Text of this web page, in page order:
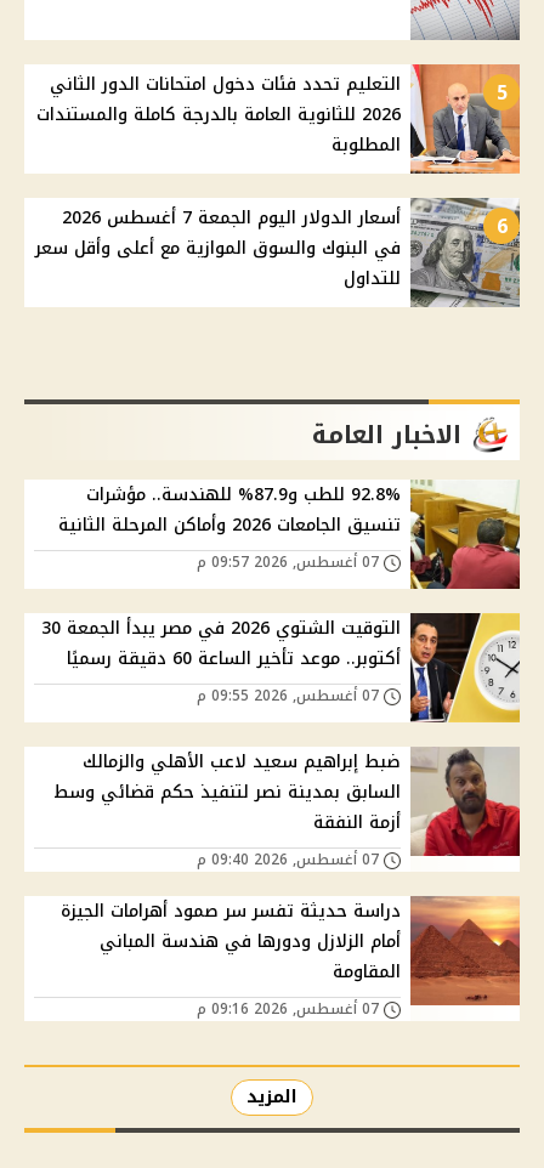
5
التعليم تحدد فئات دخول امتحانات الدور الثاني
2026 للثانوية العامة بالدرجة كاملة والمستندات
المطلوبة
6
أسعار الدولار اليوم الجمعة 7 أغسطس 2026
في البنوك والسوق الموازية مع أعلى وأقل سعر
للتداول
الاخبار العامة
92.8% للطب و87.9% للهندسة.. مؤشرات
تنسيق الجامعات 2026 وأماكن المرحلة الثانية
التوقيت الشتوي 2026 في مصر يبدأ الجمعة 30
أكتوبر.. موعد تأخير الساعة 60 دقيقة رسميًا
ضبط إبراهيم سعيد لاعب الأهلي والزمالك
السابق بمدينة نصر لتنفيذ حكم قضائي وسط
أزمة النفقة
دراسة حديثة تفسر سر صمود أهرامات الجيزة
أمام الزلازل ودورها في هندسة المباني
المقاومة
المزيد